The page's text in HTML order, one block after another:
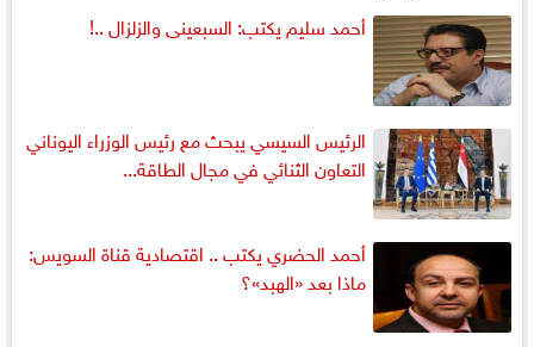
أحمد سليم يكتب: السبعينى والزلزال ..!
الرئيس السيسي يبحث مع رئيس الوزراء اليوناني
التعاون الثنائي في مجال الطاقة...
أحمد الحضري يكتب .. اقتصادية قناة السويس:
ماذا بعد «الهبد»؟